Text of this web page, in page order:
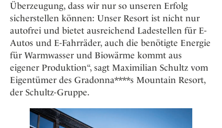
Überzeugung, dass wir nur so unseren Erfolg
sicherstellen können: Unser Resort ist nicht nur
autofrei und bietet ausreichend Ladestellen für E-
Autos und E-Fahrräder, auch die benötigte Energie
für Warmwasser und Biowärme kommt aus
eigener Produktion“, sagt Maximilian Schultz vom
Eigentümer des Gradonna****s Mountain Resort,
der Schultz-Gruppe.